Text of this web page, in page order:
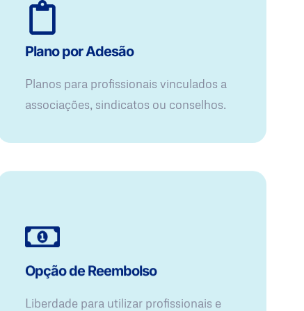
Plano por Adesão
Planos para profissionais vinculados a
associações, sindicatos ou conselhos.
Opção de Reembolso
Liberdade para utilizar profissionais e